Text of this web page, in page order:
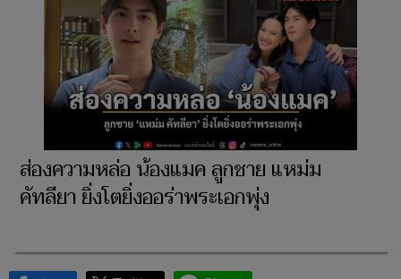
ส่องความหล่อ น้องแมค ลูกชาย แหม่ม
คัทลียา ยิ่งโตยิ่งออร่าพระเอกพุ่ง